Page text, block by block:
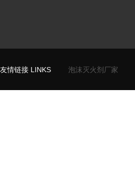
友情链接 LINKS 泡沫灭火剂厂家